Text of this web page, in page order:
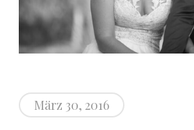
März 30, 2016